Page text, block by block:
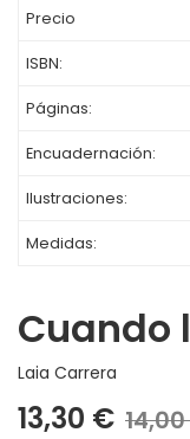
Precio
ISBN:
Páginas:
Encuadernación:
Ilustraciones:
Medidas:
Cuando
Laia Carrera
13,30 €